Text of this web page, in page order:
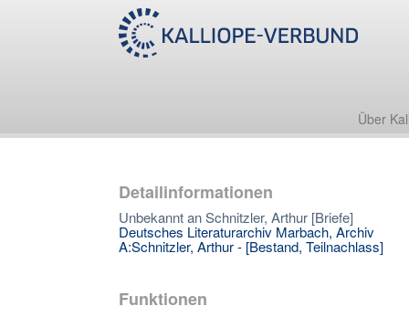
Über
Detailinformationen
Unbekannt an Schnitzler, Arthur [Briefe]
Deutsches Literaturarchiv Marbach, Archiv
A:Schnitzler, Arthur - [Bestand, Teilnachlass]
Funktionen